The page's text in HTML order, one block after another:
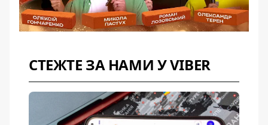
СТЕЖТЕ ЗА НАМИ У VIBER